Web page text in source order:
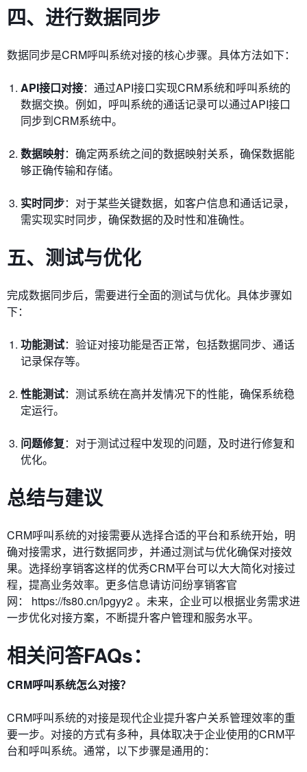
四、进行数据同步
数据同步是CRM呼叫系统对接的核心步骤。具体方法如下：
API接口对接：通过API接口实现CRM系统和呼叫系统的
数据交换。例如，呼叫系统的通话记录可以通过API接口
同步到CRM系统中。
数据映射：确定两系统之间的数据映射关系，确保数据能
够正确传输和存储。
实时同步：对于某些关键数据，如客户信息和通话记录，
需实现实时同步，确保数据的及时性和准确性。
五、测试与优化
完成数据同步后，需要进行全面的测试与优化。具体步骤如
下：
功能测试：验证对接功能是否正常，包括数据同步、通话
记录保存等。
性能测试：测试系统在高并发情况下的性能，确保系统稳
定运行。
问题修复：对于测试过程中发现的问题，及时进行修复和
优化。
总结与建议
CRM呼叫系统的对接需要从选择合适的平台和系统开始，明
确对接需求，进行数据同步，并通过测试与优化确保对接效
果。选择纷享销客这样的优秀CRM平台可以大大简化对接过
程，提高业务效率。更多信息请访问纷享销客官
网：
https://fs80.cn/lpgyy2。未来，企业可以根据业务需求进
一步优化对接方案，不断提升客户管理和服务水平。
相关问答FAQs：
CRM呼叫系统怎么对接？
CRM呼叫系统的对接是现代企业提升客户关系管理效率的重
要一步。对接的方式有多种，具体取决于企业使用的CRM平
台和呼叫系统。通常，以下步骤是通用的：